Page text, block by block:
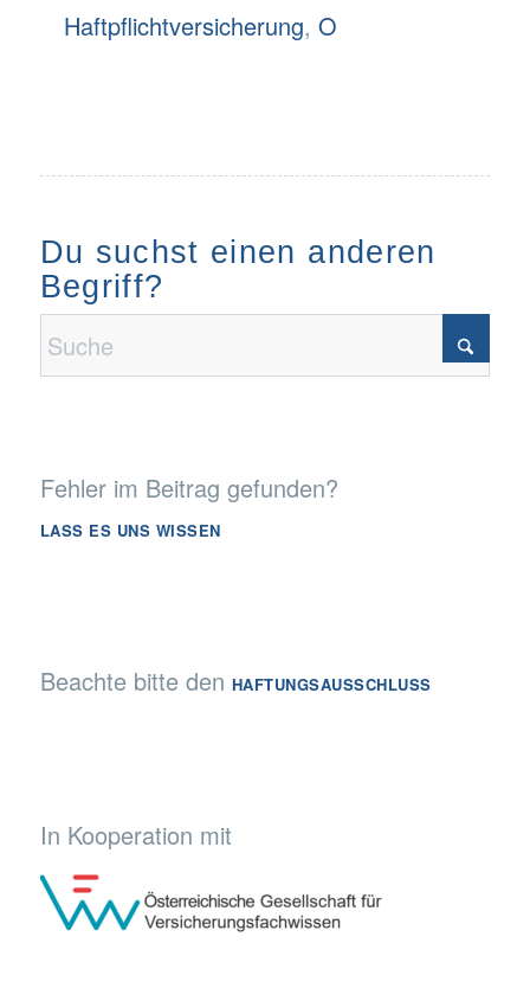
Haftpflichtversicherung, O
Du suchst einen anderen
Begriff?
Fehler im Beitrag gefunden?
LASS ES UNS WISSEN
Beachte bitte den HAFTUNGSAUSSCHLUSS
In Kooperation mit